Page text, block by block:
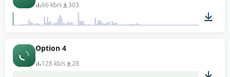
66 kb/s 303
Option 4
128 kb/s 28